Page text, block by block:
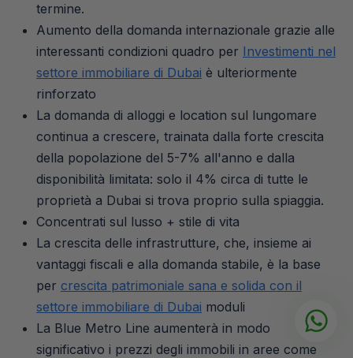
termine.
Aumento della domanda internazionale grazie alle
interessanti condizioni quadro per Investimenti nel
settore immobiliare di Dubai è ulteriormente
rinforzato
La domanda di alloggi e location sul lungomare
continua a crescere, trainata dalla forte crescita
della popolazione del 5-7% all'anno e dalla
disponibilità limitata: solo il 4% circa di tutte le
proprietà a Dubai si trova proprio sulla spiaggia.
Concentrati sul lusso + stile di vita
La crescita delle infrastrutture, che, insieme ai
vantaggi fiscali e alla domanda stabile, è la base
per crescita patrimoniale sana e solida con il
settore immobiliare di Dubai moduli
La Blue Metro Line aumenterà in modo
significativo i prezzi degli immobili in aree come